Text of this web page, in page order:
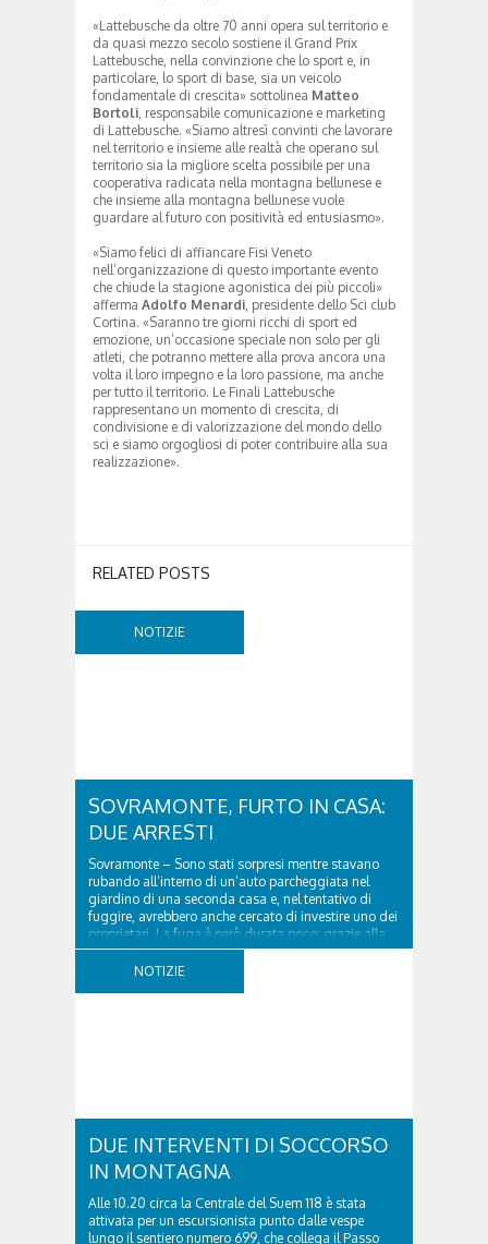
«Lattebusche da oltre 70 anni opera sul territorio e
da quasi mezzo secolo sostiene il Grand Prix
Lattebusche, nella convinzione che lo sport e, in
particolare, lo sport di base, sia un veicolo
fondamentale di crescita» sottolinea Matteo
Bortoli , responsabile comunicazione e marketing
di Lattebusche. «Siamo altresì convinti che lavorare
nel territorio e insieme alle realtà che operano sul
territorio sia la migliore scelta possibile per una
cooperativa radicata nella montagna bellunese e
che insieme alla montagna bellunese vuole
guardare al futuro con positività ed entusiasmo».
«Siamo felici di affiancare Fisi Veneto
nell’organizzazione di questo importante evento
che chiude la stagione agonistica dei più piccoli»
afferma Adolfo Menardi , presidente dello Sci club
Cortina. «Saranno tre giorni ricchi di sport ed
emozione, un’occasione speciale non solo per gli
atleti, che potranno mettere alla prova ancora una
volta il loro impegno e la loro passione, ma anche
per tutto il territorio. Le Finali Lattebusche
rappresentano un momento di crescita, di
condivisione e di valorizzazione del mondo dello
sci e siamo orgogliosi di poter contribuire alla sua
realizzazione».
RELATED POSTS
NOTIZIE
SOVRAMONTE, FURTO IN CASA:
DUE ARRESTI
Sovramonte – Sono stati sorpresi mentre stavano
rubando all’interno di un’auto parcheggiata nel
giardino di una seconda casa e, nel tentativo di
fuggire, avrebbero anche cercato di investire uno dei
proprietari. La fuga è però durata poco: grazie alla
tempestiva chiamata al 112 e all’intervento...
NOTIZIE
DUE INTERVENTI DI SOCCORSO
IN MONTAGNA
Alle 10.20 circa la Centrale del Suem 118 è stata
attivata per un escursionista punto dalle vespe
lungo il sentiero numero 699, che collega il Passo